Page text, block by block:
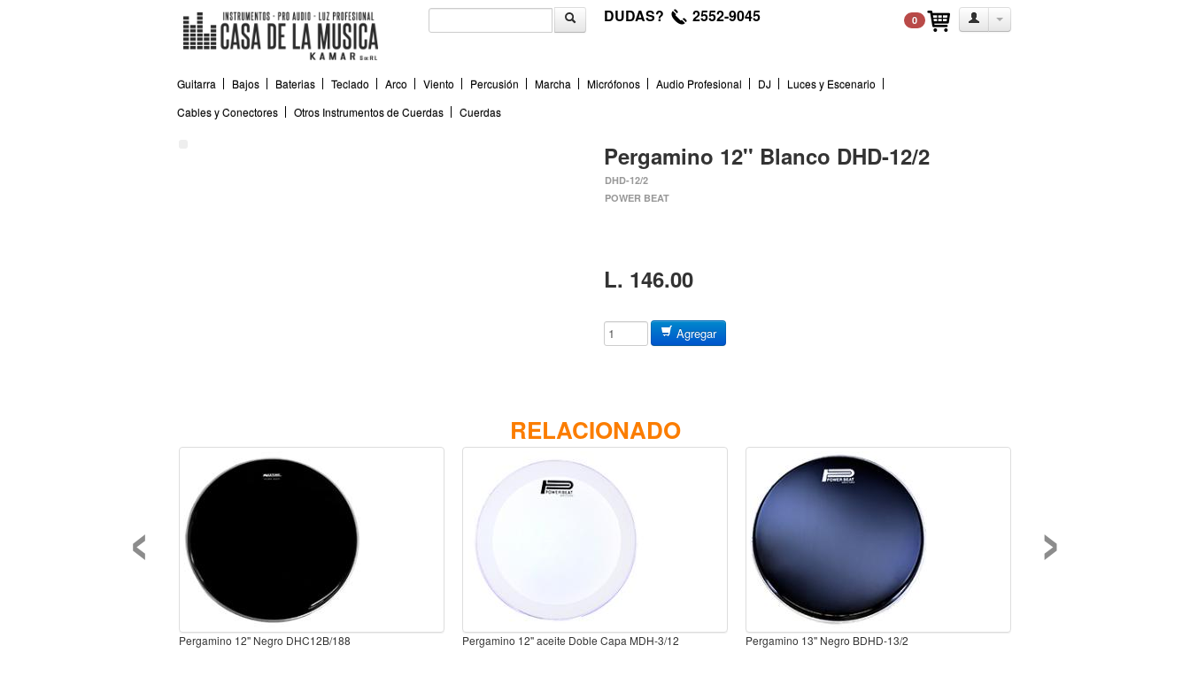
DUDAS? 2552-9045 0
Guitarra Bajos Baterias Teclado Arco Viento Percusión Marcha Micrófonos Audio Profesional DJ
Luces y Escenario
Cables y Conectores
Otros Instrumentos de Cuerdas Cuerdas
Pergamino 12'' Blanco DHD-12/2
DHD-12/2
POWER BEAT
L. 146.00
Agregar
RELACIONADO
Pergamino 12'' Negro DHC12B/188 Pergamino 12'' aceite Doble Capa MDH-3/12 Pergamino 13'' Negro BDHD-13/2
‹ ›